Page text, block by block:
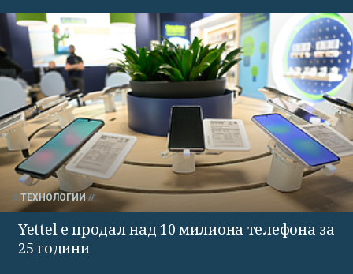
ТЕХНОЛОГИИ
Yettel е продал над 10 милиона телефона за
25 години